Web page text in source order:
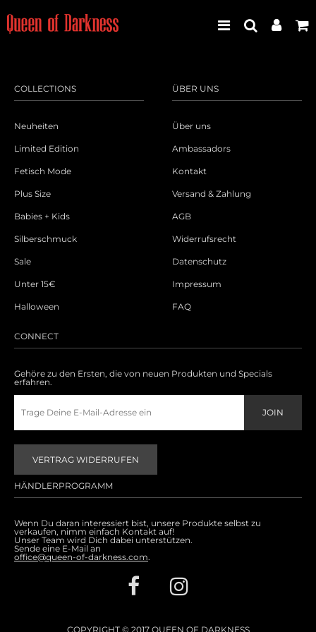
Neuheiten
Store Leipzig
COLLECTIONS
Neuheiten
Limited Edition
Fetisch Mode
Plus Size
Babies + Kids
Silberschmuck
Sale
Unter 15€
Halloween
ÜBER UNS
Über uns
Ambassadors
Kontakt
Versand & Zahlung
AGB
Widerrufsrecht
Datenschutz
Impressum
FAQ
CONNECT
Gehöre zu den Ersten, die von neuen Produkten und Specials
erfahren.
VERTRAG WIDERRUFEN
HÄNDLERPROGRAMM
Wenn Du daran interessiert bist, unsere Produkte selbst zu
verkaufen, nimm einfach Kontakt auf!
Unser Team wird Dich dabei unterstützen.
Sende eine E-Mail an
office@queen-of-darkness.com.
COPYRIGHT © 2017 QUEEN OF DARKNESS